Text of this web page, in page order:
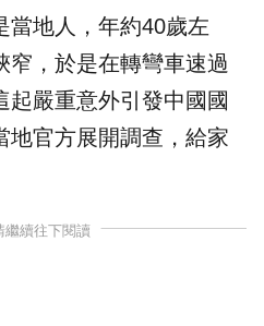
當地人，年約40歲左
窄，於是在轉彎車速過
起嚴重意外引發中國國
地官方展開調查，給家
繼續往下閱讀